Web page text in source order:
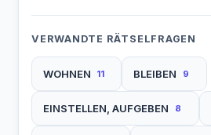
VERWANDTE RÄTSELFRAGEN
WOHNEN 11 BLEIBEN 9
EINSTELLEN, AUFGEBEN 8